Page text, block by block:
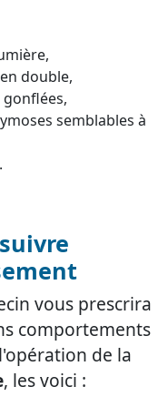
double,
semblables à
vous prescrira
comportements
de la
, les voici :